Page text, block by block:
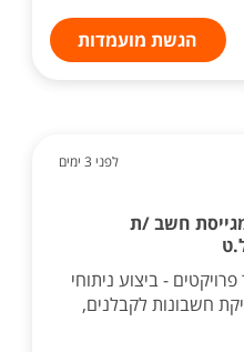
הגשת מועמדות
לפני 3 ימים
חשב /ת
- ביצוע ניתוחי
חשבונות לקבלנים,